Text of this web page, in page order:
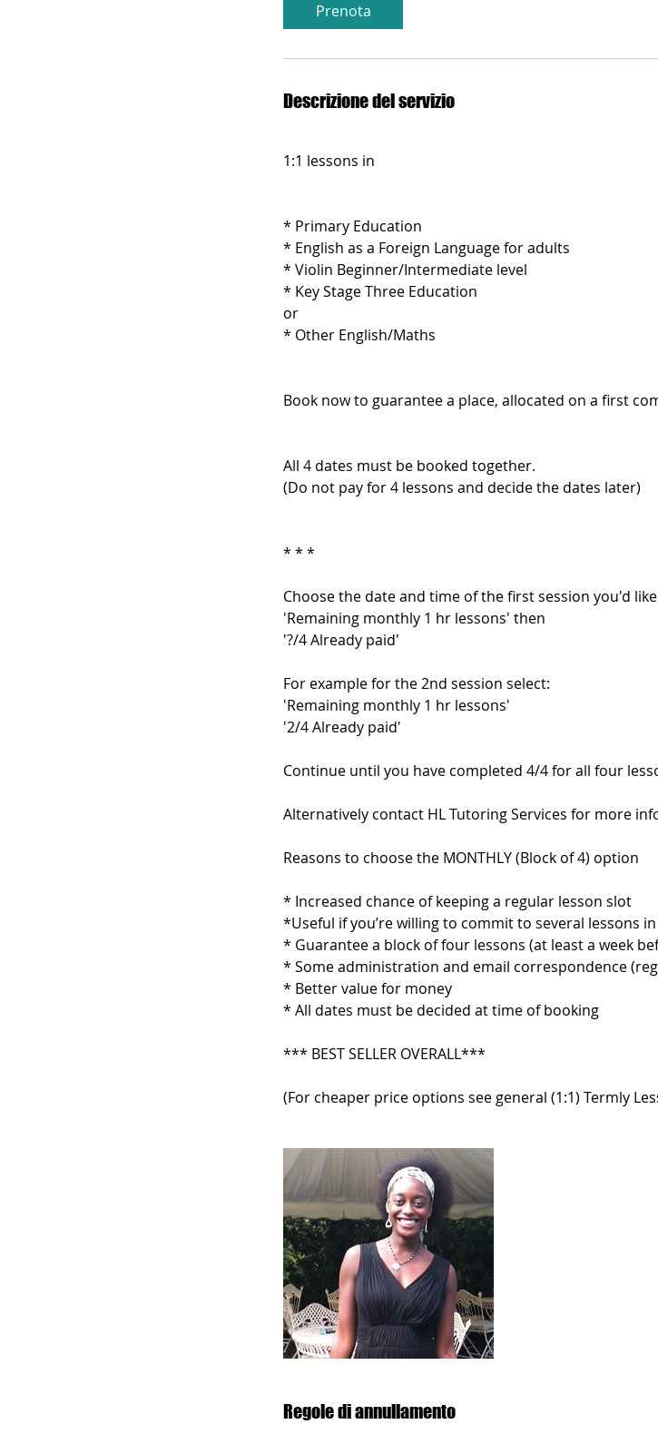
Prenota
Descrizione del servizio
1:1 lessons in
* Primary Education
* English as a Foreign Language for adults
* Violin Beginner/Intermediate level
* Key Stage Three Education
or
* Other English/Maths
Book now to guarantee a place, allocated on a first
All 4 dates must be booked together.
(Do not pay for 4 lessons and decide the dates later)
* * *
Choose the date and time of the first session you'd
'Remaining monthly 1 hr lessons' then
'?/4 Already paid'
For example for the 2nd session select:
'Remaining monthly 1 hr lessons'
'2/4 Already paid'
Continue until you have completed 4/4 for all four
Alternatively contact HL Tutoring Services for more
Reasons to choose the MONTHLY (Block of 4) option
* Increased chance of keeping a regular lesson slot
*Useful if you’re willing to commit to several lessons
* Guarantee a block of four lessons (at least a week
* Some administration and email correspondence
* Better value for money
* All dates must be decided at time of booking
*** BEST SELLER OVERALL***
(For cheaper price options see general (1:1) Termly
Regole di annullamento